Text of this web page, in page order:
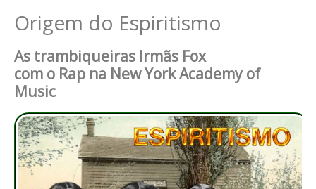
Origem do Espiritismo
As trambiqueiras Irmãs Fox
com o Rap na New York Academy of
Music